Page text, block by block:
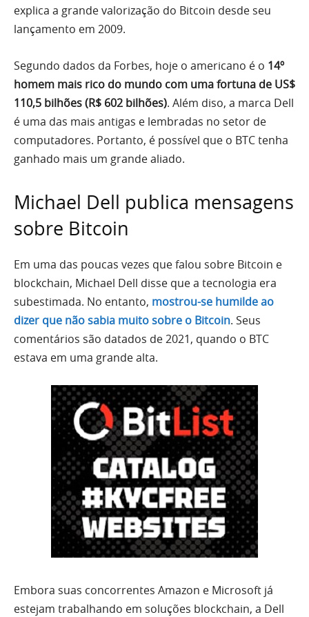
explica a grande valorização do Bitcoin desde seu
lançamento em 2009.
Segundo dados da Forbes, hoje o americano é o 14º
homem mais rico do mundo com uma fortuna de US$
110,5 bilhões (R$ 602 bilhões). Além diso, a marca Dell
é uma das mais antigas e lembradas no setor de
computadores. Portanto, é possível que o BTC tenha
ganhado mais um grande aliado.
Michael Dell publica mensagens
sobre Bitcoin
Em uma das poucas vezes que falou sobre Bitcoin e
blockchain, Michael Dell disse que a tecnologia era
subestimada. No entanto, mostrou-se humilde ao
dizer que não sabia muito sobre o Bitcoin. Seus
comentários são datados de 2021, quando o BTC
estava em uma grande alta.
Embora suas concorrentes Amazon e Microsoft já
estejam trabalhando em soluções blockchain, a Dell